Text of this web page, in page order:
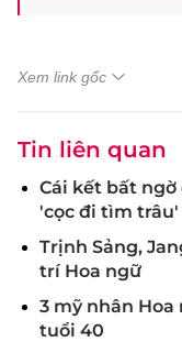
Xem link gốc
Tin liên quan
Cái kết bất
'cọc đi tìm trâu'
Trịnh Sảng,
trí Hoa ngữ
3 mỹ nhân
tuổi 40